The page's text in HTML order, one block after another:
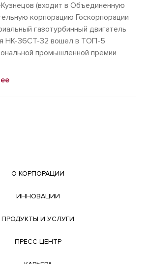
(входит в Объединенную
корпорацию Госкорпорации
газотурбинный двигатель
НК-36СТ-32 вошел в ТОП-5
промышленной премии
О КОРПОРАЦИИ
ИННОВАЦИИ
ПРОДУКТЫ И УСЛУГИ
ПРЕСС-ЦЕНТР